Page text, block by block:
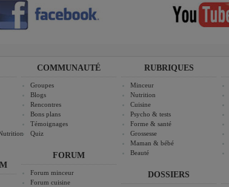
COMMUNAUTÉ
Groupes
Blogs
Rencontres
Bons plans
Témoignages
Quiz
FORUM
Forum minceur
Forum cuisine
RUBRIQUES
Minceur
Nutrition
Cuisine
Psycho & tests
Forme & santé
Grossesse
Maman & bébé
Beauté
DOSSIERS